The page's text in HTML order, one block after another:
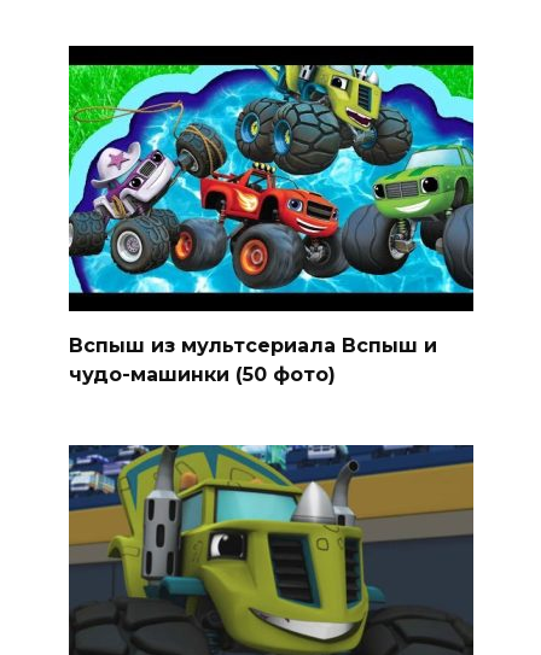
Вспыш из мультсериала Вспыш и
чудо-машинки (50 фото)